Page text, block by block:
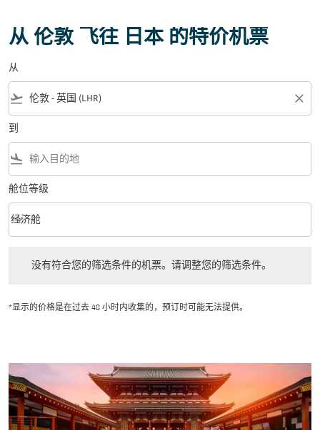
从 伦敦 飞往 日本 的特价机票
从
flight_takeoff close
到
flight_land
舱位等级
舱位等级 option 经济舱 Selected
经济舱
keyboard_arrow_down
没有符合您的筛选条件的机票。请调整您的筛选条件。
*显示的价格是在过去 48 小时内收集的，预订时可能无法提供。